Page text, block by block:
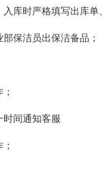
库时严格填写出库单
保洁员出保洁备品；
时间通知客服